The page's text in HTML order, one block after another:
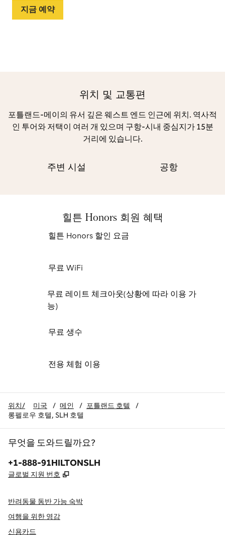
지금 예약
위치 및 교통편
포틀랜드-메이의 유서 깊은 웨스트 엔드 인근에 위치. 역사적
인 투어와 저택이 여러 개 있으며 구항-시내 중심지가 15분
거리에 있습니다.
주변 시설 공항
힐튼 Honors 회원 혜택
힐튼 Honors 할인 요금
무료 WiFi
무료 레이트 체크아웃(상황에 따라 이용 가
능)
무료 생수
전용 체험 이용
위치/ 미국 / 메인 / 포틀랜드 호텔
/
롱펠로우 호텔, SLH 호텔
무엇을 도와드릴까요?
전화:
+1-888-91HILTONSLH
글로벌 지원 번호 ,
반려동물 동반 가능 숙박
여행을 위한 영감
신용카드